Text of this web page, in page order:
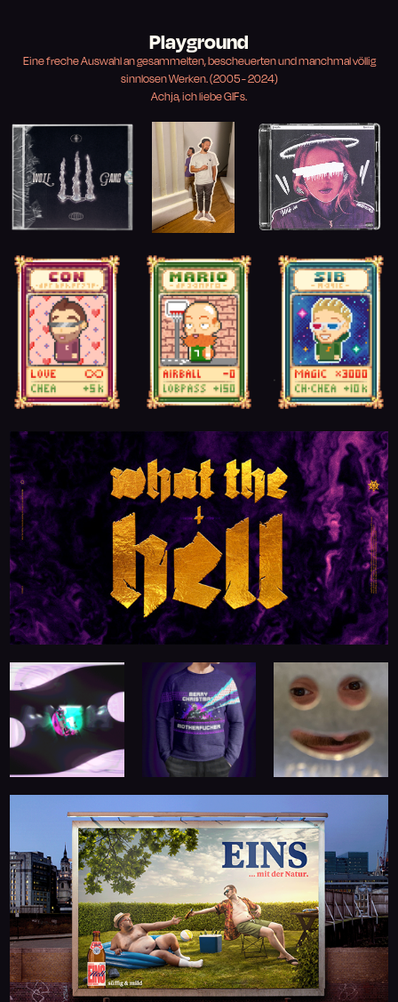
Playground
Eine freche Auswahl an gesammelten, bescheuerten und manchmal völlig
sinnlosen Werken. (2005 - 2024)